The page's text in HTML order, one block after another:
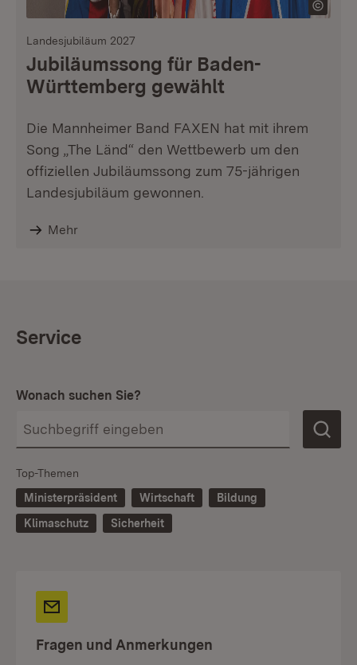
Landesjubiläum 2027
Jubiläumssong für Baden-
Württemberg gewählt
Die Mannheimer Band FAXEN hat mit ihrem
Song „The Länd“ den Wettbewerb um den
offiziellen Jubiläumssong zum 75-jährigen
Landesjubiläum gewonnen.
Mehr
Service
Wonach suchen Sie?
Top-Themen
Ministerpräsident
Wirtschaft
Bildung
Klimaschutz
Sicherheit
Fragen und Anmerkungen